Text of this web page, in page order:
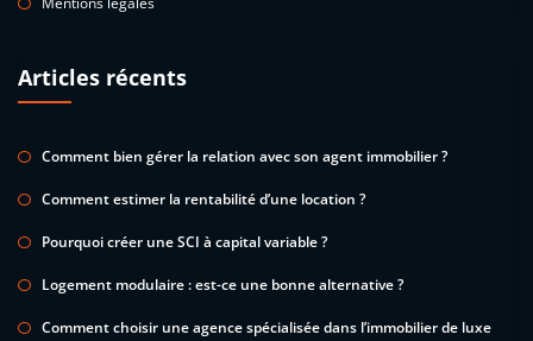
Articles récents
Comment bien gérer la relation avec son agent immobilier ?
Comment estimer la rentabilité d’une location ?
Pourquoi créer une SCI à capital variable ?
Logement modulaire : est-ce une bonne alternative ?
Comment choisir une agence spécialisée dans l’immobilier de luxe